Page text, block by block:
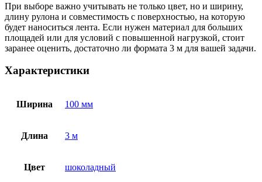
При выборе важно учитывать не только цвет, но и ширину,
длину рулона и совместимость с поверхностью, на которую
будет наноситься лента. Если нужен материал для больших
площадей или для условий с повышенной нагрузкой, стоит
заранее оценить, достаточно ли формата 3 м для вашей задачи.
Характеристики
Ширина 100 мм
Длина 3 м
Цвет шоколадный